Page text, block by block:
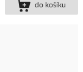
do košíku